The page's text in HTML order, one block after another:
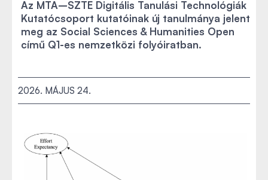
Az MTA–SZTE Digitális Tanulási Technológiák
Kutatócsoport kutatóinak új tanulmánya jelent
meg az Social Sciences & Humanities Open
című Q1-es nemzetközi folyóiratban.
2026. MÁJUS 24.